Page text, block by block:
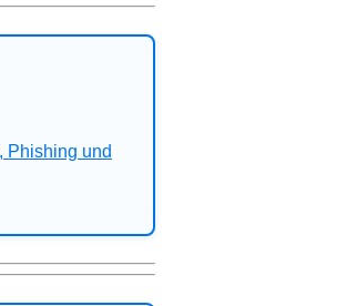
Phishing und